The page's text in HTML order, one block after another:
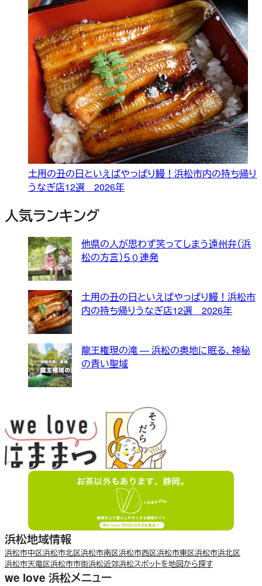
土用の丑の日といえばやっぱり鰻！浜松市内の持ち帰り
うなぎ店12選 2026年
人気ランキング
他県の人が思わず笑ってしまう遠州弁（浜
松の方言）５０連発
土用の丑の日といえばやっぱり鰻！浜松市
内の持ち帰りうなぎ店12選 2026年
龍王権現の滝 — 浜松の奥地に眠る、神秘
の青い聖域
浜松地域情報
浜松市中区浜松市北区浜松市南区浜松市西区浜松市東区浜松市浜北区
浜松市天竜区浜松市市街浜松近郊浜松スポットを地図から探す
we love 浜松メニュー